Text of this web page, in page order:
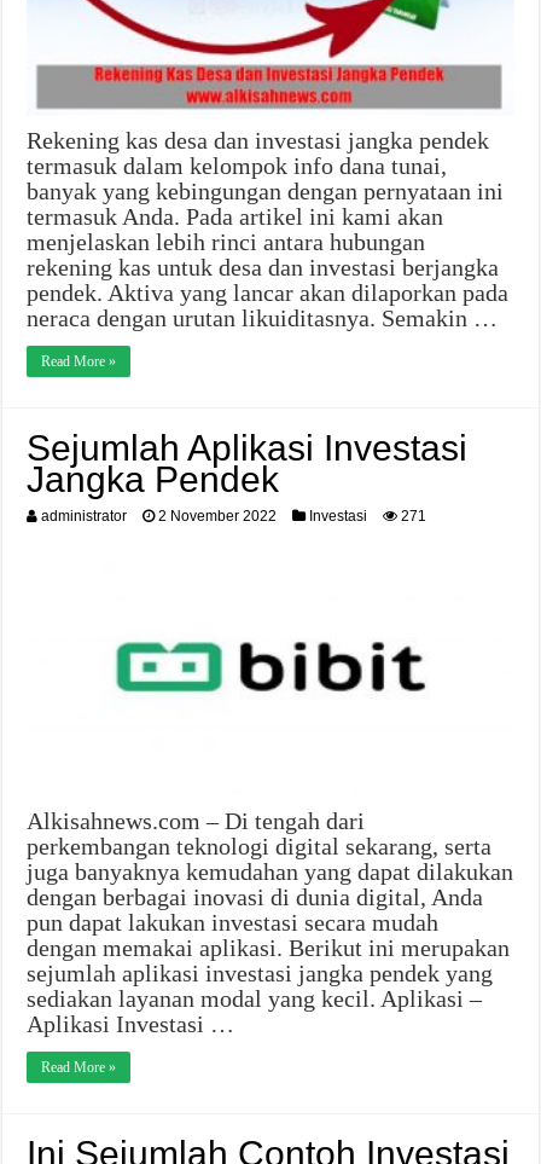
Rekening kas desa dan investasi jangka pendek
termasuk dalam kelompok info dana tunai,
banyak yang kebingungan dengan pernyataan ini
termasuk Anda. Pada artikel ini kami akan
menjelaskan lebih rinci antara hubungan
rekening kas untuk desa dan investasi berjangka
pendek. Aktiva yang lancar akan dilaporkan pada
neraca dengan urutan likuiditasnya. Semakin …
Read More »
Sejumlah Aplikasi Investasi
Jangka Pendek
administrator 2 November 2022 Investasi 271
Alkisahnews.com – Di tengah dari
perkembangan teknologi digital sekarang, serta
juga banyaknya kemudahan yang dapat dilakukan
dengan berbagai inovasi di dunia digital, Anda
pun dapat lakukan investasi secara mudah
dengan memakai aplikasi. Berikut ini merupakan
sejumlah aplikasi investasi jangka pendek yang
sediakan layanan modal yang kecil. Aplikasi –
Aplikasi Investasi …
Read More »
Ini Sejumlah Contoh Investasi